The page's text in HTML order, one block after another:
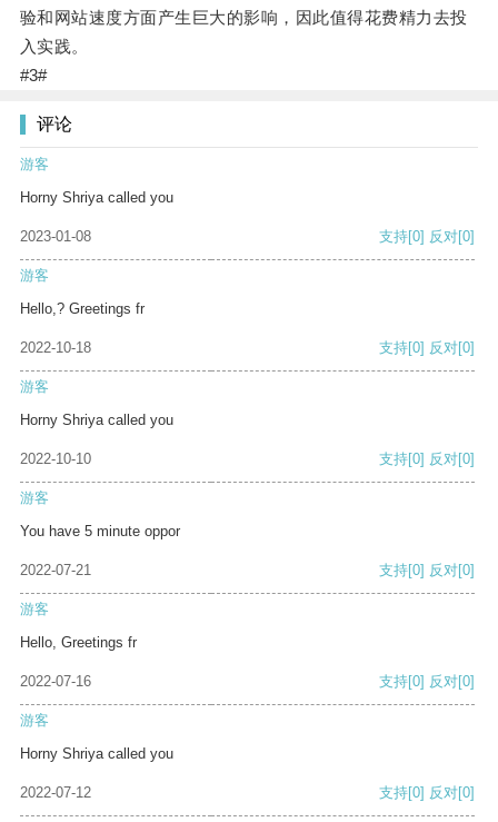
验和网站速度方面产生巨大的影响，因此值得花费精力去投
入实践。
#3#
评论
游客
Horny Shriya called you
2023-01-08 支持[0] 反对[0]
游客
Hello,? Greetings fr
2022-10-18 支持[0] 反对[0]
游客
Horny Shriya called you
2022-10-10 支持[0] 反对[0]
游客
You have 5 minute oppor
2022-07-21 支持[0] 反对[0]
游客
Hello, Greetings fr
2022-07-16 支持[0] 反对[0]
游客
Horny Shriya called you
2022-07-12 支持[0] 反对[0]